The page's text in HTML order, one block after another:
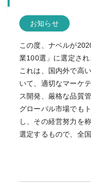
お知らせ
この度、ナベルが
業100選」に選定され
これは、国内外で高
いて、適切なマーケ
ス開発、厳格な品質
グローバル市場でも
し、その経営努力を
選定するもので、全